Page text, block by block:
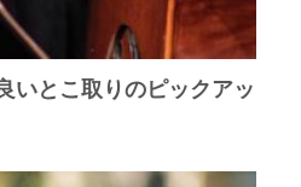
いとこ取りのピックアッ